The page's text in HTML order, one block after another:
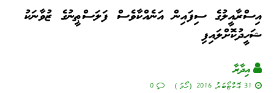
އިސްރާއީލުގެ ސިފައިން އަނެއްކާވެސް ފަލަސްޠީނުގެ ޒުވާނަކު
ޝަހީދުކޮށްލައިފި
އިދާރާ
31 އޮކްޓޯބަރު 2016 (ހޯމަ) 0